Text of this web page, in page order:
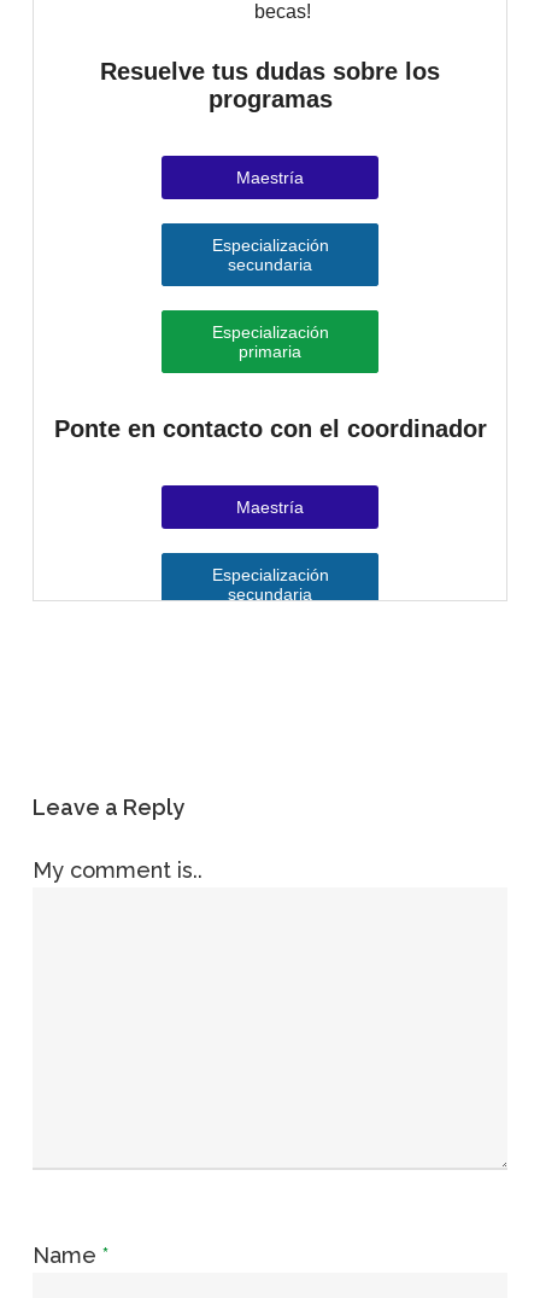
Leave a Reply
My comment is..
Name *